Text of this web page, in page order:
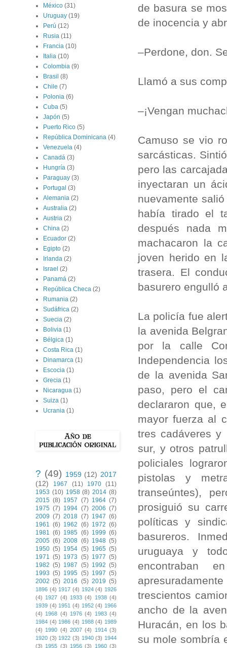
de basura se
de inocencia y
–Perdone, don.
Llamó a sus
–¡Vengan
Camuso se vio
sarcásticas.
pero las
inyectaran un
nuevamente
había tirado el
después nada
machacaron la
joven herido en
trasera. El
basurero engulló
La policía fue
la avenida
por la calle
Independencia
de la avenida
paso, pero el
declararon que,
mayor fuerza al
tres cadáveres y
sur, y otros
policiales
pistolas y
transeúntes),
prosiguió su
políticas y
basureros.
uruguaya y
encontraban
trescientos
ancho de la
Huracán, en los
su mole sombría
México (31)
Uruguay (19)
Perú (12)
Rusia (11)
Francia (10)
Italia (10)
Colombia (9)
Brasil (8)
Chile (7)
Polonia (6)
Cuba (5)
Japón (5)
Puerto Rico (5)
República Dominicana (4)
Venezuela (4)
Canadá (3)
Hungría (3)
Paraguay (3)
Portugal (3)
Alemania (2)
Australia (2)
Austria (2)
China (2)
Ecuador (2)
Egipto (2)
Irlanda (2)
Israel (2)
Panamá (2)
República Checa (2)
Rumania (2)
Sudáfrica (2)
Suecia (2)
Bolivia (1)
Bélgica (1)
Costa Rica (1)
Dinamarca (1)
Escocia (1)
Grecia (1)
Nicaragua (1)
Suiza (1)
Ucrania (1)
? (49) 1959 (12) 2017
(12)
1967 (11) 1970 (11)
1953 (10) 1958 (8) 2014 (8)
2015 (8) 1957 (7) 1964 (7)
1975 (7) 1994 (7) 2006 (7)
2009 (7) 2018 (7) 1947 (6)
1961 (6) 1962 (6) 1972 (6)
1981 (6) 1985 (6) 1999 (6)
2005 (6) 2008 (6) 1948 (5)
1950 (5) 1954 (5) 1965 (5)
1971 (5) 1973 (5) 1977 (5)
1982 (5) 1987 (5) 1992 (5)
1993 (5) 1995 (5) 1997 (5)
2002 (5) 2016 (5) 2019 (5)
1896 (4) 1917 (4) 1924 (4) 1926
(4) 1927 (4) 1933 (4) 1938 (4)
1939 (4) 1951 (4) 1952 (4) 1966
(4) 1968 (4) 1976 (4) 1983 (4)
1984 (4) 1986 (4) 1988 (4) 1989
(4) 1990 (4) 2007 (4) 1914 (3)
1920 (3) 1922 (3) 1940 (3) 1944
(3) 1955 (3) 1956 (3) 1960 (3)